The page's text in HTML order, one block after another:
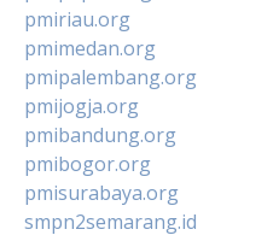
pmiriau.org
pmimedan.org
pmipalembang.org
pmijogja.org
pmibandung.org
pmibogor.org
pmisurabaya.org
smpn2semarang.id